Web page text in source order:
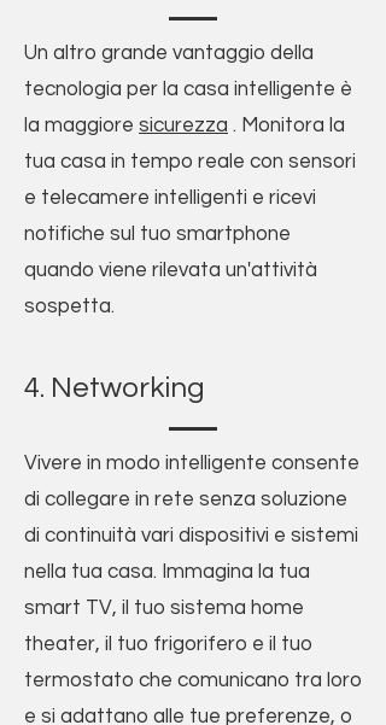
Un altro grande vantaggio della
tecnologia per la casa intelligente è
la maggiore sicurezza . Monitora la
tua casa in tempo reale con sensori
e telecamere intelligenti e ricevi
notifiche sul tuo smartphone
quando viene rilevata un'attività
sospetta.
4. Networking
Vivere in modo intelligente consente
di collegare in rete senza soluzione
di continuità vari dispositivi e sistemi
nella tua casa. Immagina la tua
smart TV, il tuo sistema home
theater, il tuo frigorifero e il tuo
termostato che comunicano tra loro
e si adattano alle tue preferenze, o